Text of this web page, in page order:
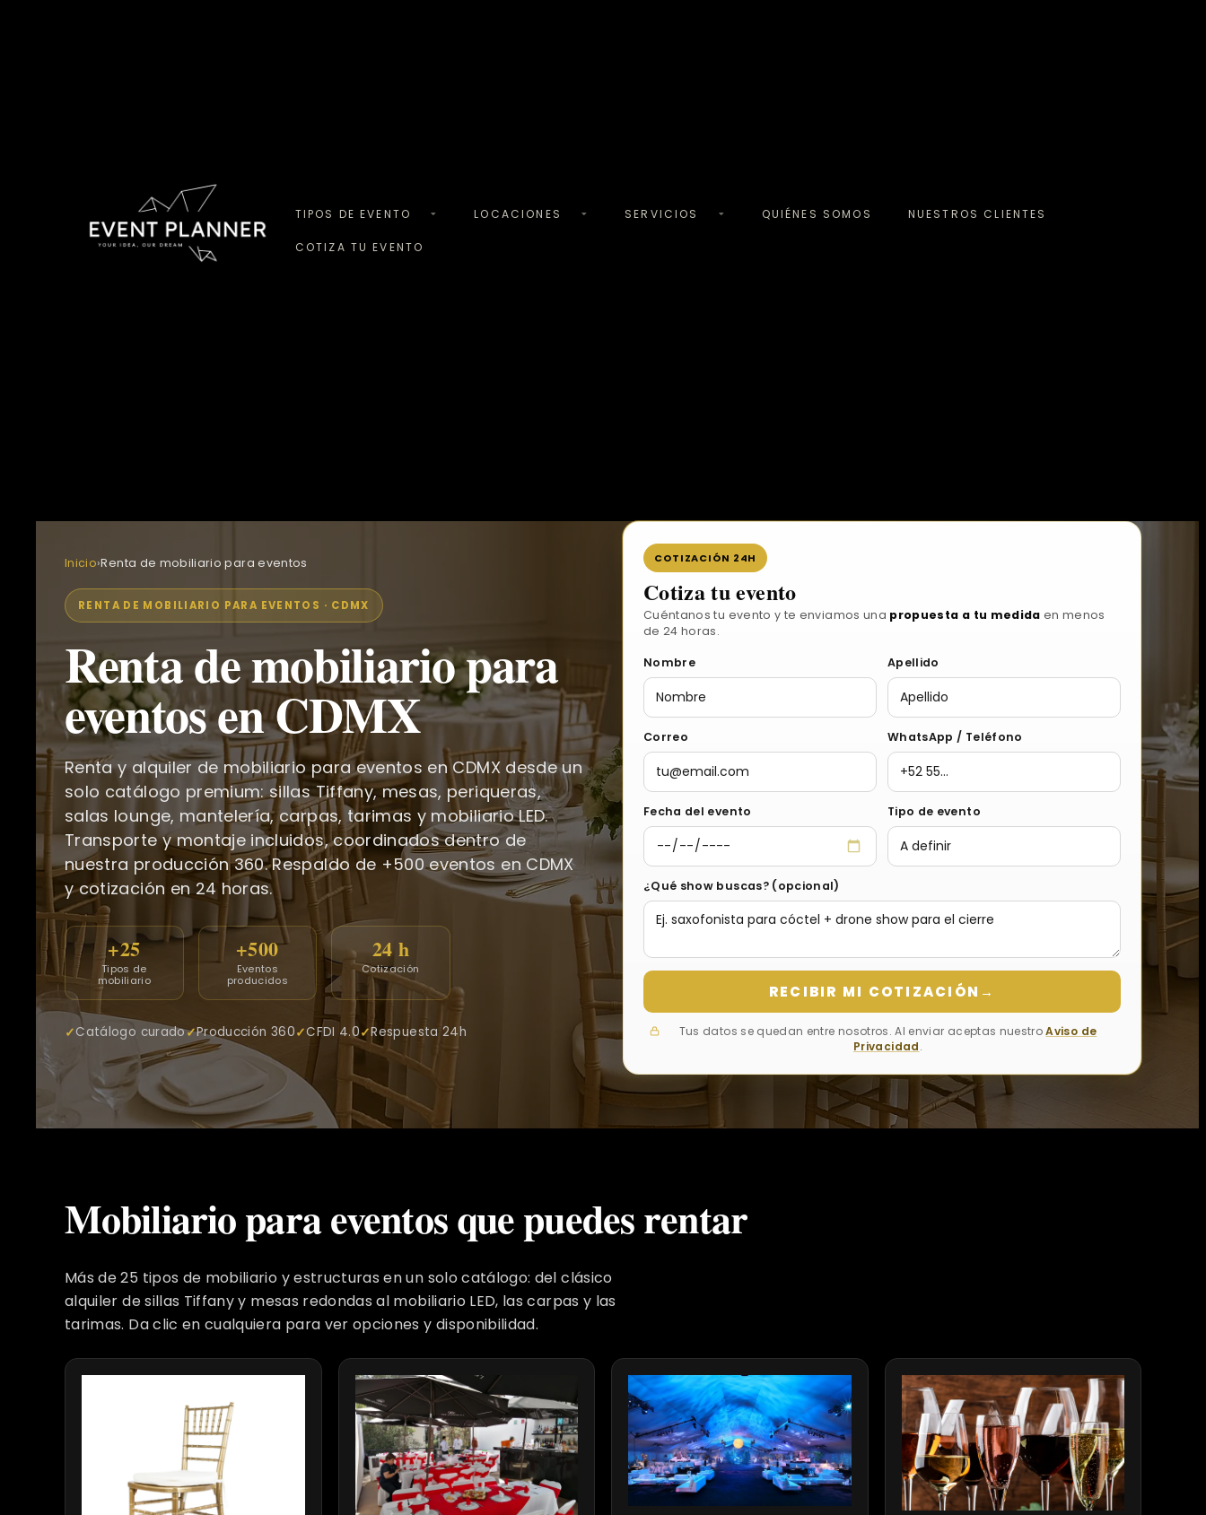
TIPOS DE EVENTO LOCACIONES SERVICIOS QUIÉNES SOMOS NUESTROS CLIENTES
COTIZA TU EVENTO
Inicio›Renta de mobiliario para eventos
RENTA DE MOBILIARIO PARA EVENTOS · CDMX
Renta de mobiliario para
eventos en CDMX
Renta y alquiler de mobiliario para eventos en CDMX desde un
solo catálogo premium: sillas Tiffany, mesas, periqueras,
salas lounge, mantelería, carpas, tarimas y mobiliario LED.
Transporte y montaje incluidos, coordinados dentro de
nuestra producción 360. Respaldo de +500 eventos en CDMX
y cotización en 24 horas.
+25
Tipos de
mobiliario
+500
Eventos
producidos
24 h
Cotización
Catálogo curado Producción 360 CFDI 4.0 Respuesta 24h
COTIZACIÓN 24H
Cotiza tu evento
Cuéntanos tu evento y te enviamos una propuesta a tu medida en menos
de 24 horas.
Nombre Apellido
Correo WhatsApp / Teléfono
Fecha del evento Tipo de evento
¿Qué show buscas? (opcional)
RECIBIR MI COTIZACIÓN →
Tus datos se quedan entre nosotros. Al enviar aceptas nuestroAviso de
Privacidad.
Mobiliario para eventos que puedes rentar
Más de 25 tipos de mobiliario y estructuras en un solo catálogo: del clásico
alquiler de sillas Tiffany y mesas redondas al mobiliario LED, las carpas y las
tarimas. Da clic en cualquiera para ver opciones y disponibilidad.